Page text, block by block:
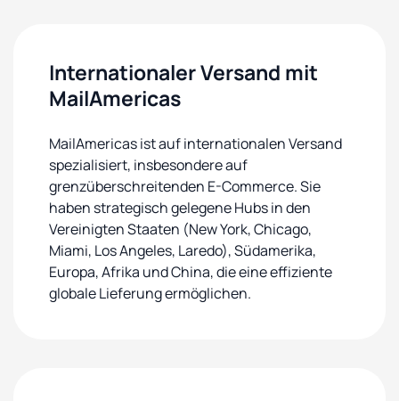
Internationaler Versand mit
MailAmericas
MailAmericas ist auf internationalen Versand
spezialisiert, insbesondere auf
grenzüberschreitenden E-Commerce. Sie
haben strategisch gelegene Hubs in den
Vereinigten Staaten (New York, Chicago,
Miami, Los Angeles, Laredo), Südamerika,
Europa, Afrika und China, die eine effiziente
globale Lieferung ermöglichen.